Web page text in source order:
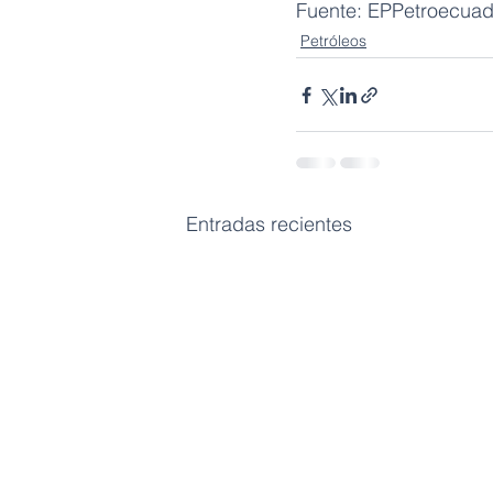
Fuente:
Petróleos
Entradas recientes